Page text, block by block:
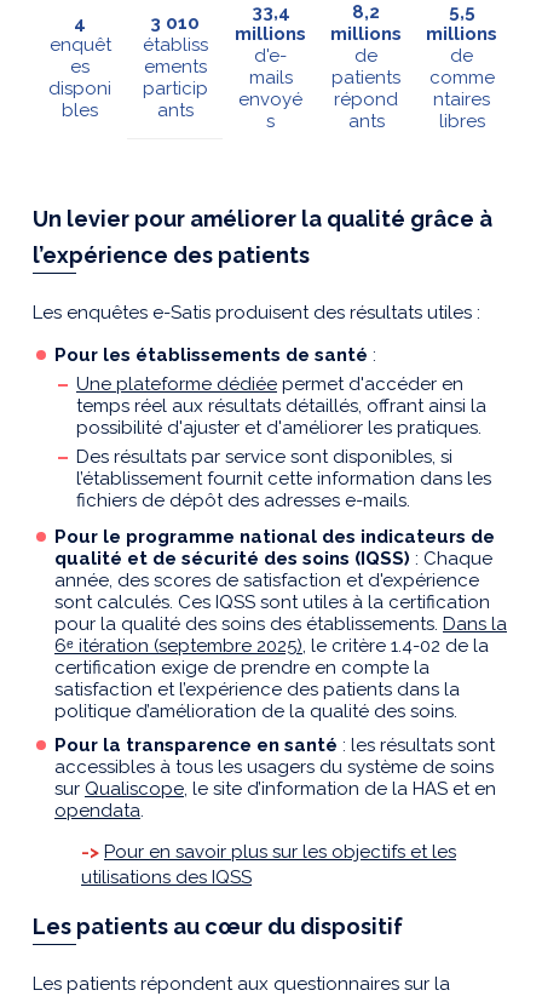
4
enquêt
es
disponi
bles
3 010
établiss
ements
particip
ants
33,4
millions
d'e-
mails
envoyé
s
8,2
millions
de
patients
répond
ants
5,5
millions
de
comme
ntaires
libres
Un levier pour améliorer la qualité grâce à
l’expérience des patients
Les enquêtes e-Satis produisent des résultats utiles :
Pour les établissements de santé :
Une plateforme dédiée permet d'accéder en
temps réel aux résultats détaillés, offrant ainsi la
possibilité d'ajuster et d'améliorer les pratiques.
Des résultats par service sont disponibles, si
l’établissement fournit cette information dans les
fichiers de dépôt des adresses e-mails.
Pour le programme national des indicateurs de
qualité et de sécurité des soins (IQSS) : Chaque
année, des scores de satisfaction et d'expérience
sont calculés. Ces IQSS sont utiles à la certification
pour la qualité des soins des établissements. Dans la
6ᵉ itération (septembre 2025), le critère 1.4-02 de la
certification exige de prendre en compte la
satisfaction et l’expérience des patients dans la
politique d’amélioration de la qualité des soins.
Pour la transparence en santé : les résultats sont
accessibles à tous les usagers du système de soins
sur Qualiscope, le site d’information de la HAS et en
opendata.
-> Pour en savoir plus sur les objectifs et les
utilisations des IQSS
Les patients au cœur du dispositif
Les patients répondent aux questionnaires sur la